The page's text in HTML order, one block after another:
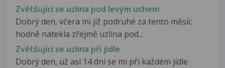
Zvětšující se uzlina pod levým uchem
Dobrý den, včera mi již podruhé za tento měsíc
hodně natekla zřejmě uzlina pod...
Zvětšující se uzlina při jídle
Dobrý den, už asi 14 dní se mi při každém jídle